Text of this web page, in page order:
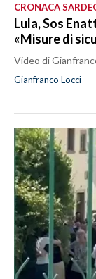
CRONACA
Lula, Sos
«Misure di
Video di
Gianfranco Locci